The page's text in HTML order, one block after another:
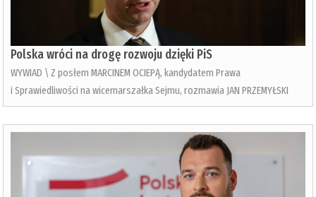
Polska wróci na drogę rozwoju dzięki PiS
WYWIAD \ Z posłem MARCINEM OCIEPĄ, kandydatem Prawa
i Sprawiedliwości na wicemarszałka Sejmu, rozmawia JAN PRZEMYŁSKI